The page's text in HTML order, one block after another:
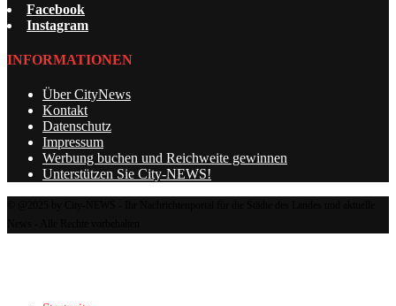
Facebook
Instagram
INFORMATIONEN
Über CityNews
Kontakt
Datenschutz
Impressum
Werbung buchen und Reichweite gewinnen
Unterstützen Sie City-NEWS!